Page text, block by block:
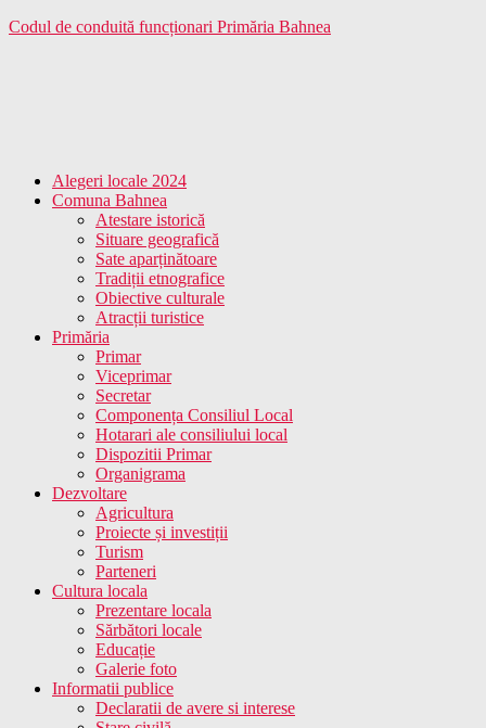
Codul de conduită funcționari Primăria Bahnea
Alegeri locale 2024
Comuna Bahnea
Atestare istorică
Situare geografică
Sate aparținătoare
Tradiții etnografice
Obiective culturale
Atracții turistice
Primăria
Primar
Viceprimar
Secretar
Componența Consiliul Local
Hotarari ale consiliului local
Dispozitii Primar
Organigrama
Dezvoltare
Agricultura
Proiecte și investiții
Turism
Parteneri
Cultura locala
Prezentare locala
Sărbători locale
Educație
Galerie foto
Informatii publice
Declaratii de avere si interese